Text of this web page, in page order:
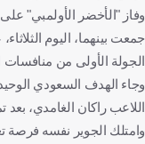
جمعت بينهما، اليوم
الجولة الأولى من منافسات
اللاعب راكان الغامدي،
وامتلك الجوير نفسه فرصة